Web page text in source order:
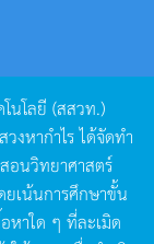
นโลยี (สสวท.)
งหากำไรได้จัดทำ
อนวิทยาศาสตร์
ยเน้นการศึกษาขั้น
หาใด ๆ ที่ละเมิด